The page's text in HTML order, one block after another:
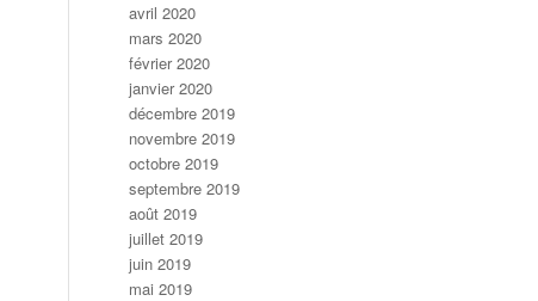
avril 2020
mars 2020
février 2020
janvier 2020
décembre 2019
novembre 2019
octobre 2019
septembre 2019
août 2019
juillet 2019
juin 2019
mai 2019